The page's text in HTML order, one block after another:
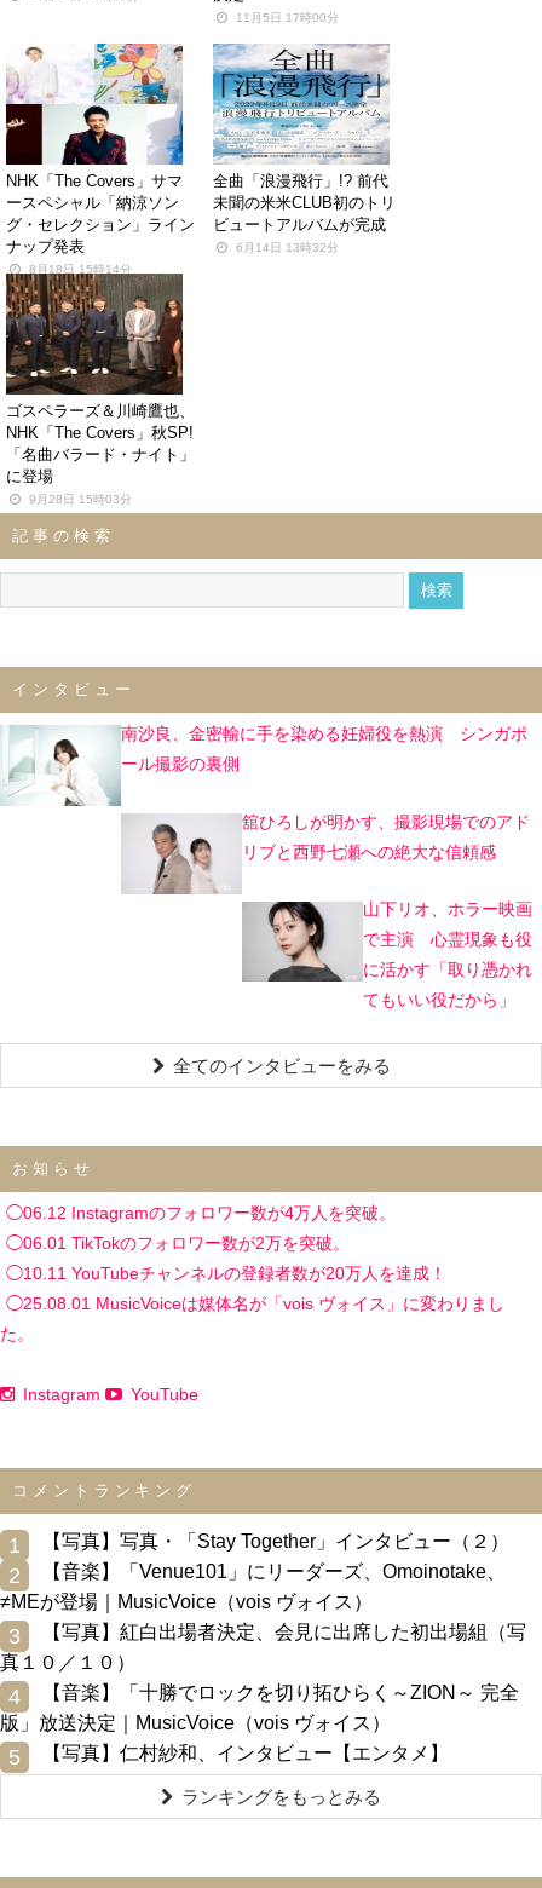
11月5日 17時00分
NHK「The Covers」サマ
ースペシャル「納涼ソン
グ・セレクション」ライン
ナップ発表
8月18日 15時14分
全曲「浪漫飛行」!? 前代
未聞の米米CLUB初のトリ
ビュートアルバムが完成
6月14日 13時32分
ゴスペラーズ＆川崎鷹也、
NHK「The Covers」秋SP!
「名曲バラード・ナイト」
に登場
9月28日 15時03分
記事の検索
インタビュー
南沙良、金密輸に手を染める妊婦役を熱演 シンガポ
ール撮影の裏側
舘ひろしが明かす、撮影現場でのアド
リブと西野七瀬への絶大な信頼感
山下リオ、ホラー映画
で主演 心霊現象も役
に活かす「取り憑かれ
てもいい役だから」
全てのインタビューをみる
お知らせ
◯06.12 Instagramのフォロワー数が4万人を突破。
◯06.01 TikTokのフォロワー数が2万を突破。
◯10.11 YouTubeチャンネルの登録者数が20万人を達成！
◯25.08.01 MusicVoiceは媒体名が「vois ヴォイス」に変わりまし
た。
Instagram YouTube
コメントランキング
1 【写真】写真・「Stay Together」インタビュー（２）
2
【音楽】「Venue101」にリーダーズ、Omoinotake、
≠MEが登場｜MusicVoice（vois ヴォイス）
3
【写真】紅白出場者決定、会見に出席した初出場組（写
真１０／１０）
4
【音楽】「十勝でロックを切り拓ひらく～ZION～ 完全
版」放送決定｜MusicVoice（vois ヴォイス）
5 【写真】仁村紗和、インタビュー【エンタメ】
ランキングをもっとみる